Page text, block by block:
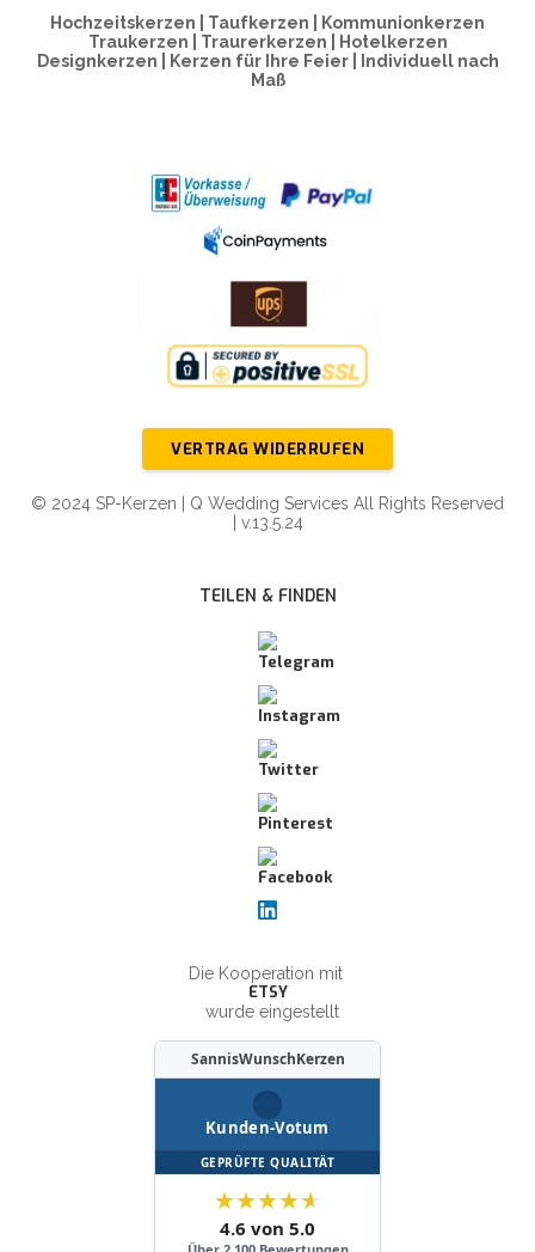
Hochzeitskerzen | Taufkerzen | Kommunionkerzen
Traukerzen | Traurerkerzen | Hotelkerzen
Designkerzen | Kerzen für Ihre Feier | Individuell nach
Maß
VERTRAG WIDERRUFEN
© 2024 SP-Kerzen | Q Wedding Services All Rights Reserved
| v.13.5.24
TEILEN & FINDEN
Die Kooperation mit
ETSY
wurde eingestellt
SannisWunschKerzen
Kunden-Votum
GEPRÜFTE QUALITÄT
★★★★★
4.6 von 5.0